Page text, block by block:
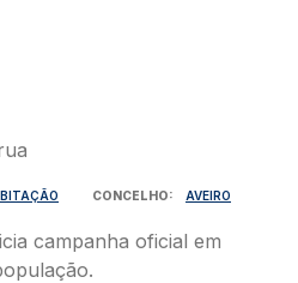
CONCELHO AVEIRO
campanha oficial em